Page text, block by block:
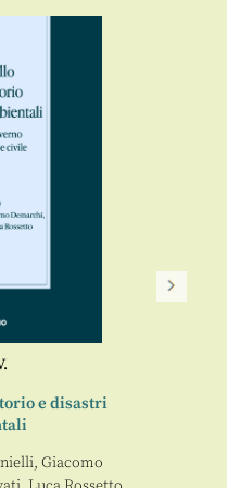
e disastri
, Giacomo